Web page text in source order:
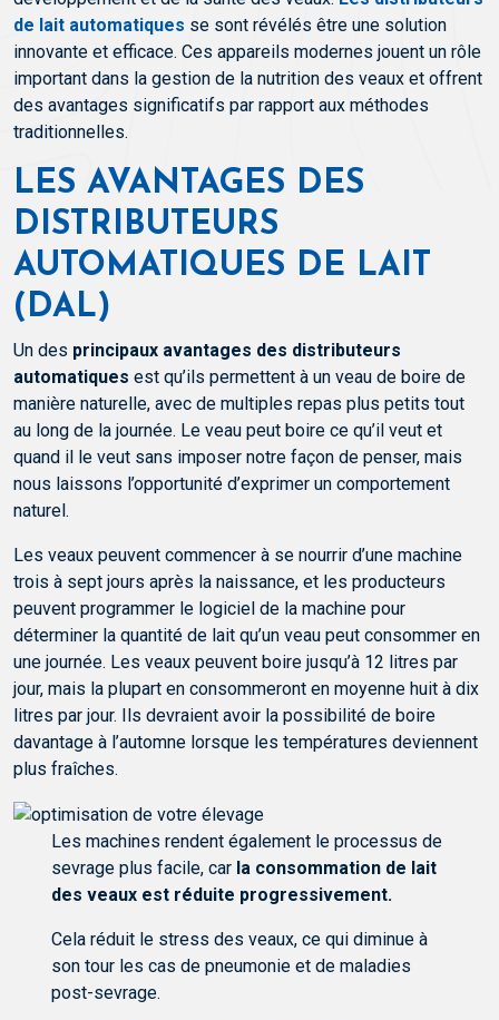
de lait automatiques se sont révélés être une solution
innovante et efficace. Ces appareils modernes jouent un rôle
important dans la gestion de la nutrition des veaux et offrent
des avantages significatifs par rapport aux méthodes
traditionnelles.
LES AVANTAGES DES
DISTRIBUTEURS
AUTOMATIQUES DE LAIT
(DAL)
Un des principaux avantages des distributeurs
automatiques est qu’ils permettent à un veau de boire de
manière naturelle, avec de multiples repas plus petits tout
au long de la journée. Le veau peut boire ce qu’il veut et
quand il le veut sans imposer notre façon de penser, mais
nous laissons l’opportunité d’exprimer un comportement
naturel.
Les veaux peuvent commencer à se nourrir d’une machine
trois à sept jours après la naissance, et les producteurs
peuvent programmer le logiciel de la machine pour
déterminer la quantité de lait qu’un veau peut consommer en
une journée. Les veaux peuvent boire jusqu’à 12 litres par
jour, mais la plupart en consommeront en moyenne huit à dix
litres par jour. Ils devraient avoir la possibilité de boire
davantage à l’automne lorsque les températures deviennent
plus fraîches.
Les machines rendent également le processus de
sevrage plus facile, car la consommation de lait
des veaux est réduite progressivement.
Cela réduit le stress des veaux, ce qui diminue à
son tour les cas de pneumonie et de maladies
post-sevrage.